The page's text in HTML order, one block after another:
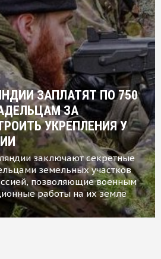
ЗАПЛАТЯТ ПО 750
ЗА
УКРЕПЛЕНИЯ У
заключают секретные
земельных участков
позволяющие военным
работы на их земле